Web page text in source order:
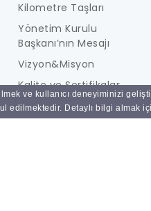
ve kullanıcı deneyiminizi
edilmektedir. Detaylı bilgi almak
Kilometre Taşları
Yönetim Kurulu
Başkanı’nın Mesajı
Vizyon&Misyon
Kalite ve Sertifikalar
Foto Galeri